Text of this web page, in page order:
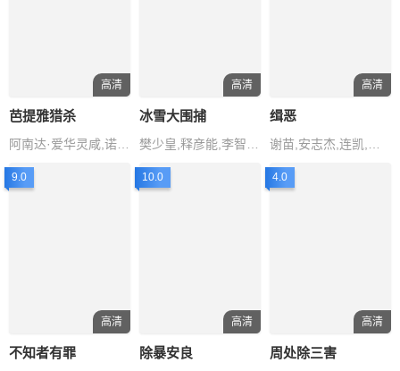
高清
芭提雅猎杀
阿南达·爱华灵咸,诺艾·普鲁,吉拉宇·丹特古,赖拉·邦雅淑,塔内·瓦拉库努
高清
冰雪大围捕
樊少皇,释彦能,李智,程砚秋,白红标
高清
缉恶
谢苗,安志杰,连凯,洪爽,尹聪
9.0
高清
不知者有罪
10.0
高清
除暴安良
4.0
高清
周处除三害